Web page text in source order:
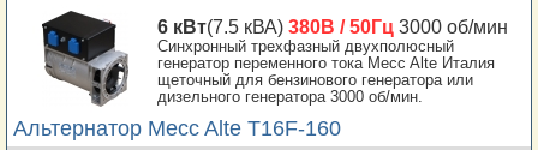
6 кВт(7.5 кВА) 380В / 50Гц 3000 об/мин
Синхронный трехфазный двухполюсный
генератор переменного тока Mecc Alte Италия
щеточный для бензинового генератора или
дизельного генератора 3000 об/мин.
Альтернатор Mecc Alte T16F-160